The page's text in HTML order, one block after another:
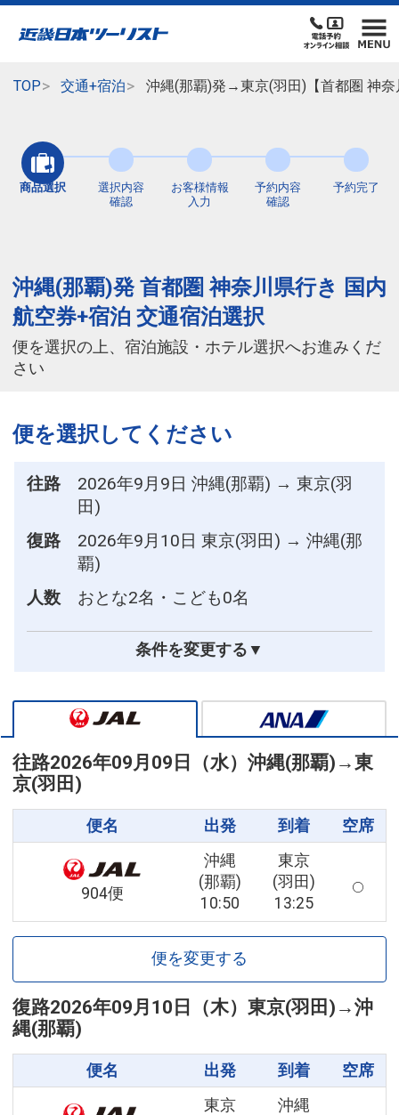
TOP 交通+宿泊 沖縄(那覇)発→東京(羽田)【首都圏 神
商品選択
選択内容
確認
お客様情報
入力
予約内容
確認
予約完了
沖縄(那覇)発 首都圏 神奈川県行き 国内
航空券+宿泊 交通宿泊選択
便を選択の上、宿泊施設・ホテル選択へお進みくだ
さい
便を選択してください
往路
2026年9月9日 沖縄(那覇) → 東京(羽
田)
復路
2026年9月10日 東京(羽田) → 沖縄(那
覇)
人数
おとな2名・こども0名
条件を変更する▼
往路2026年09月09日（水） 沖縄(那覇) →東
京(羽田)
便名 出発 到着 空席
904便
沖縄
(那覇)
10:50
東京
(羽田)
13:25
便を変更する
復路2026年09月10日（木） 東京(羽田) →沖
縄(那覇)
便名 出発 到着 空席
東京
沖縄